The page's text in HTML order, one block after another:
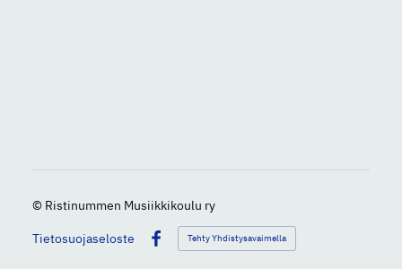
© Ristinummen Musiikkikoulu ry
Tietosuojaseloste
Facebook
Tehty Yhdistysavaimella